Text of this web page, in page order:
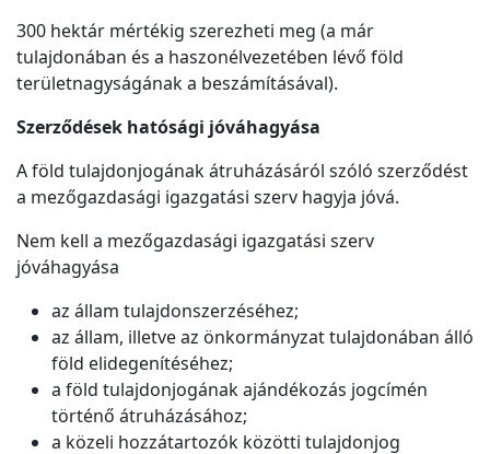
300 hektár mértékig szerezheti meg (a már
tulajdonában és a haszonélvezetében lévő föld
területnagyságának a beszámításával).
Szerződések hatósági jóváhagyása
A föld tulajdonjogának átruházásáról szóló szerződést
a mezőgazdasági igazgatási szerv hagyja jóvá.
Nem kell a mezőgazdasági igazgatási szerv
jóváhagyása
az állam tulajdonszerzéséhez;
az állam, illetve az önkormányzat tulajdonában álló
föld elidegenítéséhez;
a föld tulajdonjogának ajándékozás jogcímén
történő átruházásához;
a közeli hozzátartozók közötti tulajdonjog